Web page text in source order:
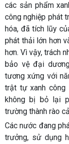
các sản phẩm
công nghiệp phát
hóa, đã tích lũy
phát thải lớn hơn
hơn. Vì vậy, trách
bảo vệ đại
tương xứng với
trật tự xanh công
không bị bỏ lại
trường thành rào
Các nước đang
trưởng, sử dụng